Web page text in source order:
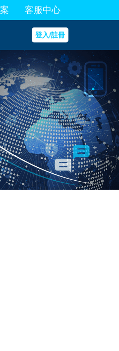
客服中心
登入/註冊